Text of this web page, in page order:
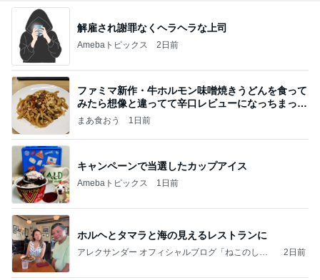
解雇され謝罪なくヘラヘラな上司
Amebaトピックス 2日前
ファミマ新作・牛ホルモン味噌焼きうどんを食って
みたら想像と違ってて辛口レビューになっちまった
話
まあ食おう 1日前
キャンペーンで当選したカップアイス
Amebaトピックス 1日前
ホルヘとタマラと海の見えるレストランに
アレクサンダー オフィシャルブログ「ねこのしっ
2日前